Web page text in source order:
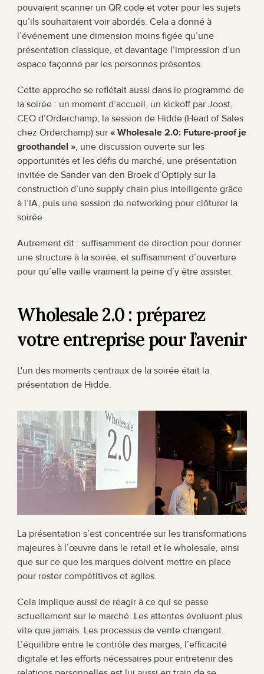
pouvaient scanner un QR code et voter pour les sujets
qu’ils souhaitaient voir abordés. Cela a donné à
l’événement une dimension moins figée qu’une
présentation classique, et davantage l’impression d’un
espace façonné par les personnes présentes.
Cette approche se reflétait aussi dans le programme de
la soirée : un moment d’accueil, un kickoff par Joost,
CEO d’Orderchamp, la session de Hidde (Head of Sales
chez Orderchamp) sur « Wholesale 2.0: Future-proof je
groothandel », une discussion ouverte sur les
opportunités et les défis du marché, une présentation
invitée de Sander van den Broek d’Optiply sur la
construction d’une supply chain plus intelligente grâce
à l’IA, puis une session de networking pour clôturer la
soirée.
Autrement dit : suffisamment de direction pour donner
une structure à la soirée, et suffisamment d’ouverture
pour qu’elle vaille vraiment la peine d’y être assister.
Wholesale 2.0 : préparez
votre entreprise pour l’avenir
L'un des moments centraux de la soirée était la
présentation de Hidde.
La présentation s’est concentrée sur les transformations
majeures à l’œuvre dans le retail et le wholesale, ainsi
que sur ce que les marques doivent mettre en place
pour rester compétitives et agiles.
Cela implique aussi de réagir à ce qui se passe
actuellement sur le marché. Les attentes évoluent plus
vite que jamais. Les processus de vente changent.
L’équilibre entre le contrôle des marges, l’efficacité
digitale et les efforts nécessaires pour entretenir des